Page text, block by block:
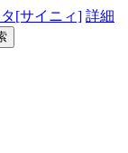
[サイニィ] 詳細